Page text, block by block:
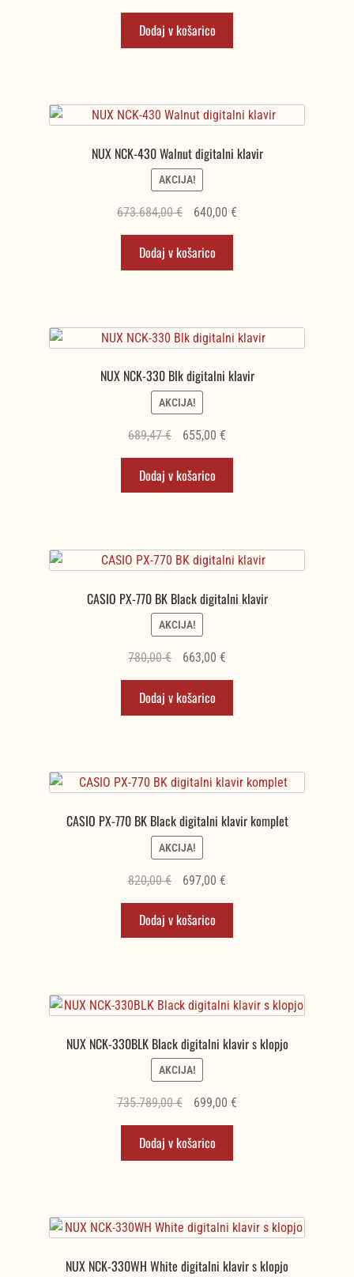
cena
je
bila:
Dodaj v košarico
NUX NCK-430 Walnut digitalni klavir
AKCIJA!
673.684,00€
Izvirna
cena
je
bila:
640,00 €Trenutna
Dodaj v košarico
NUX NCK-330 Blk digitalni klavir
AKCIJA!
689,47€
Izvirna
je
bila:
655,00 €Trenutna
655,00 €.
Dodaj v košarico
CASIO PX-770 BK Black digitalni klavir
AKCIJA!
780,00€
Izvirna
cena
je
bila:
663,00 €Trenutna
cena
663,00 €.
Dodaj v košarico
CASIO PX-770 BK Black digitalni klavir komplet
AKCIJA!
820,00€
Izvirna
je
bila:
697,00 €Trenutna
697,00 €.
Dodaj v košarico
NUX NCK-330BLK Black digitalni klavir s klopjo
AKCIJA!
735.789,00€
Izvirna
cena
je
bila:
699,00 €Trenutna
Dodaj v košarico
NUX NCK-330WH White digitalni klavir s klopjo